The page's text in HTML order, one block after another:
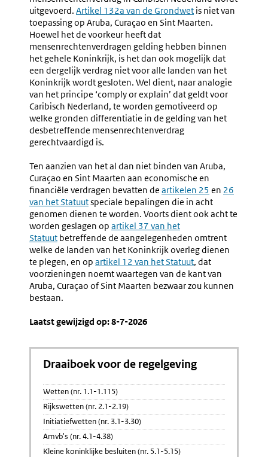
uitgevoerd. Externe
link:
Artikel 132a van de Grondwet is niet van
toepassing op Aruba, Curaçao en Sint Maarten.
Hoewel het de voorkeur heeft dat
mensenrechtenverdragen gelding hebben binnen
het gehele Koninkrijk, is het dan ook mogelijk dat
een dergelijk verdrag niet voor alle landen van het
Koninkrijk wordt gesloten. Wel dient, naar analogie
van het principe ‘comply or explain’ dat geldt voor
Caribisch Nederland, te worden gemotiveerd op
welke gronden differentiatie in de gelding van het
desbetreffende mensenrechtenverdrag
gerechtvaardigd is.
Ten aanzien van het al dan niet binden van Aruba,
Curaçao en Sint Maarten aan economische en
financiële verdragen bevatten de Externe
link:
artikelen 25 en Externe
26
van het Statuutspeciale bepalingen die in acht
genomen dienen te worden. Voorts dient ook acht te
worden geslagen op Externe
link:
artikel 37 van het
Statuut betreffende de aangelegenheden omtrent
welke de landen van het Koninkrijk overleg dienen
te plegen, en op Externe
link:
artikel 12 van het Statuut, dat
voorzieningen noemt waartegen van de kant van
Aruba, Curaçao of Sint Maarten bezwaar zou kunnen
bestaan.
Laatst gewijzigd op: 8-7-2026
Draaiboek voor de regelgeving
Wetten (nr. 1.1-1.115)
Rijkswetten (nr. 2.1-2.19)
Initiatiefwetten (nr. 3.1-3.30)
Amvb's (nr. 4.1-4.38)
Kleine koninklijke besluiten (nr. 5.1-5.15)